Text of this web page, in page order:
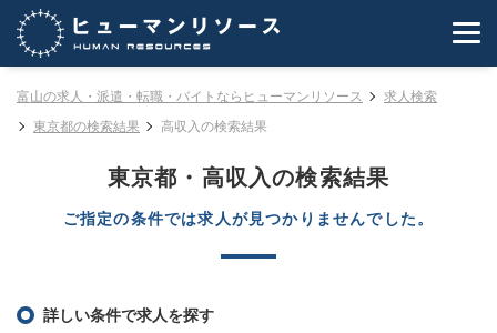
富山の求人・派遣・転職・バイトならヒューマンリソース
求人検索
東京都の検索結果
高収入の検索結果
東京都・高収入の検索結果
ご指定の条件では求人が見つかりませんでした。
詳しい条件で求人を探す